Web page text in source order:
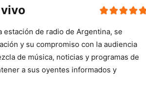
estación de radio de Argentina, se
y su compromiso con la audiencia
de música, noticias y programas de
a sus oyentes informados y